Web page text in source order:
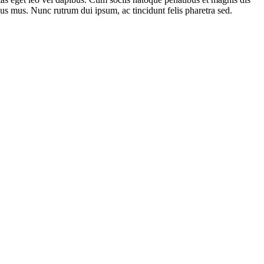
mus. Nunc rutrum dui ipsum, ac tincidunt felis pharetra sed.